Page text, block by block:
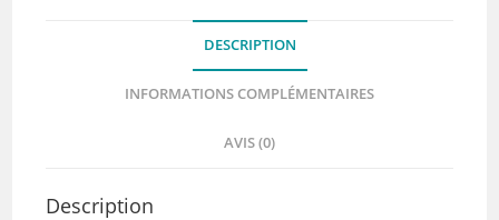
DESCRIPTION
INFORMATIONS COMPLÉMENTAIRES
AVIS (0)
Description